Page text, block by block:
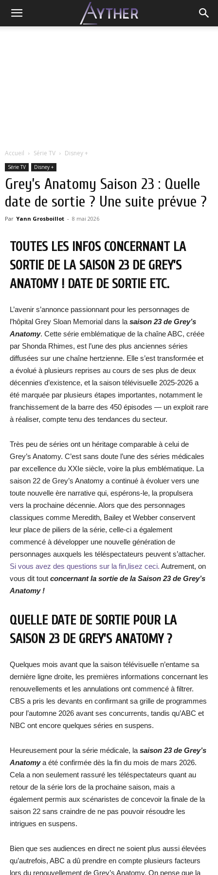
Accueil Série TV Disney +
Série TV Disney +
Grey’s Anatomy Saison 23 : Quelle
date de sortie ? Une suite prévue ?
Par Yann Grosboillot - 8 mai 2026
TOUTES LES INFOS CONCERNANT LA
SORTIE DE LA SAISON 23 DE GREY’S
ANATOMY ! DATE DE SORTIE ETC.
L’avenir s’annonce passionnant pour les personnages de
l’hôpital Grey Sloan Memorial dans la saison 23 de Grey’s
Anatomy. Cette série emblématique de la chaîne ABC, créée
par Shonda Rhimes, est l’une des plus anciennes séries
diffusées sur une chaîne hertzienne. Elle s’est transformée et
a évolué à plusieurs reprises au cours de ses plus de deux
décennies d’existence, et la saison télévisuelle 2025-2026 a
été marquée par plusieurs étapes importantes, notamment le
franchissement de la barre des 450 épisodes — un exploit rare
à réaliser, compte tenu des tendances du secteur.
Très peu de séries ont un héritage comparable à celui de
Grey’s Anatomy. C’est sans doute l’une des séries médicales
par excellence du XXIe siècle, voire la plus emblématique. La
saison 22 de Grey’s Anatomy a continué à évoluer vers une
toute nouvelle ère narrative qui, espérons-le, la propulsera
vers la prochaine décennie. Alors que des personnages
classiques comme Meredith, Bailey et Webber conservent
leur place de piliers de la série, celle-ci a également
commencé à développer une nouvelle génération de
personnages auxquels les téléspectateurs peuvent s’attacher.
Si vous avez des questions sur la fin,lisez ceci. Autrement, on
vous dit tout concernant la sortie de la Saison 23 de Grey’s
Anatomy !
QUELLE DATE DE SORTIE POUR LA
SAISON 23 DE GREY’S ANATOMY ?
Quelques mois avant que la saison télévisuelle n’entame sa
dernière ligne droite, les premières informations concernant les
renouvellements et les annulations ont commencé à filtrer.
CBS a pris les devants en confirmant sa grille de programmes
pour l’automne 2026 avant ses concurrents, tandis qu’ABC et
NBC ont encore quelques séries en suspens.
Heureusement pour la série médicale, la saison 23 de Grey’s
Anatomya été confirmée dès la fin du mois de mars 2026.
Cela a non seulement rassuré les téléspectateurs quant au
retour de la série lors de la prochaine saison, mais a
également permis aux scénaristes de concevoir la finale de la
saison 22 sans craindre de ne pas pouvoir résoudre les
intrigues en suspens.
Bien que ses audiences en direct ne soient plus aussi élevées
qu’autrefois, ABC a dû prendre en compte plusieurs facteurs
lors du renouvellement de Grey’s Anatomy. On pense que la